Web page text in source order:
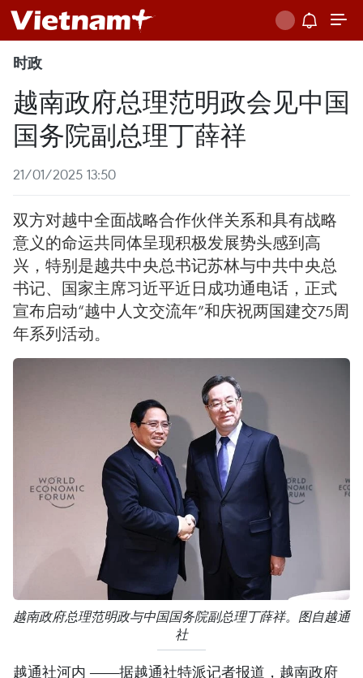
时政
越南政府总理范明政会见中国
国务院副总理丁薛祥
21/01/2025 13:50
双方对越中全面战略合作伙伴关系和具有战略
意义的命运共同体呈现积极发展势头感到高
兴，特别是越共中央总书记苏林与中共中央总
书记、国家主席习近平近日成功通电话，正式
宣布启动“越中人文交流年”和庆祝两国建交75周
年系列活动。
越南政府总理范明政与中国国务院副总理丁薛祥。图自越通
社
越通社河内 ——据越通社特派记者报道，越南政府